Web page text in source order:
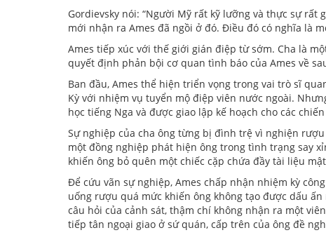
Gordievsky nói: “Người Mỹ rất kỹ lưỡng và thực sự
mới nhận ra Ames đã ngồi ở đó. Điều đó có nghĩa là
Ames tiếp xúc với thế giới gián điệp từ sớm. Cha là
quyết định phản bội cơ quan tình báo của Ames về
Ban đầu, Ames thể hiện triển vọng trong vai trò sĩ
Kỳ với nhiệm vụ tuyển mộ điệp viên nước ngoài.
học tiếng Nga và được giao lập kế hoạch cho các
Sự nghiệp của cha ông từng bị đình trệ vì nghiện
một đồng nghiệp phát hiện ông trong tình trạng say
khiến ông bỏ quên một chiếc cặp chứa đầy tài liệu
Để cứu vãn sự nghiệp, Ames chấp nhận nhiệm kỳ
uống rượu quá mức khiến ông không tạo được dấu
câu hỏi của cảnh sát, thậm chí không nhận ra một
tiếp tân ngoại giao ở sứ quán, cấp trên của ông đề